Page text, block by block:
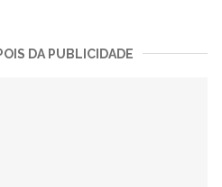
DA PUBLICIDADE